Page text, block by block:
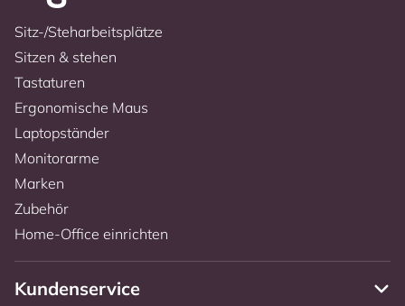
Sitz-/Steharbeitsplätze
Sitzen & stehen
Tastaturen
Ergonomische Maus
Laptopständer
Monitorarme
Marken
Zubehör
Home-Office einrichten
Kundenservice